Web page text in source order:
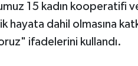
15 kadın kooperatifi
hayata dahil olmasına
ifadelerini kullandı.